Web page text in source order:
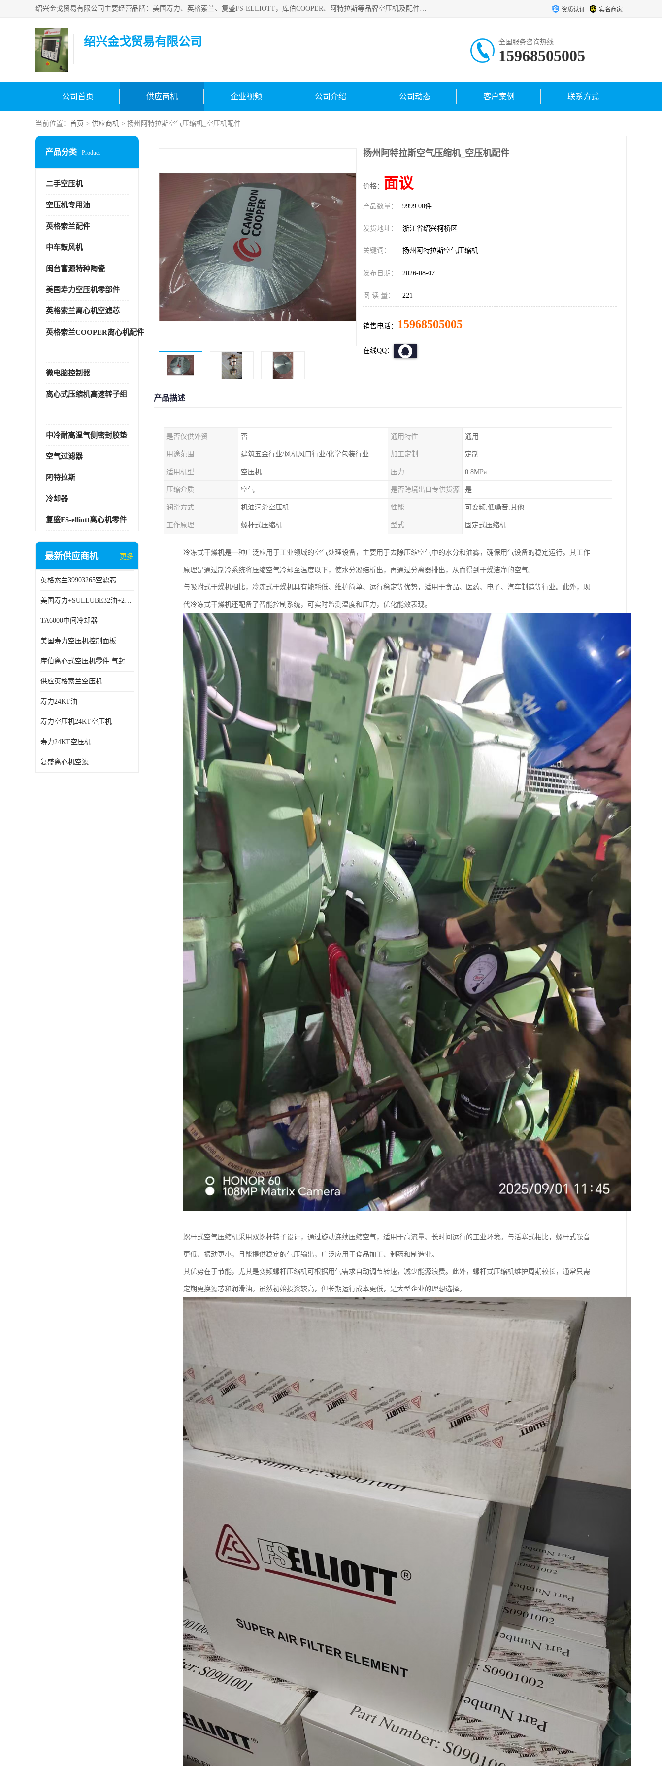
绍兴金戈贸易有限公司主要经营品牌：美国寿力、英格索兰、复盛FS-ELLIOTT，库伯COOPER、阿特拉斯等品牌空压机及配件销售；承接全厂空气压缩机管理、维护保养；节能改造；气体干燥机销售、维护、维修、保养。销售各种品牌空压机空气滤芯、油滤芯、油气分离器；精密过滤器滤芯；除油雾滤芯；抽真空滤芯，消音器，疏水器。劳务承接：全厂空压机维修保养工程，安装工程；移机或汰换工程；节能改造工程等。 资质认证 实名商家
绍兴金戈贸易有限公司 全国服务咨询热线:
15968505005
公司首页 供应商机 企业视频 公司介绍 公司动态 客户案例 联系方式
当前位置： 首页 > 供应商机 > 扬州阿特拉斯空气压缩机_空压机配件
产品分类 Product
二手空压机
空压机专用油
英格索兰配件
中车鼓风机
闽台富源特种陶瓷
美国寿力空压机零部件
英格索兰离心机空滤芯
英格索兰COOPER离心机配件
微电脑控制器
离心式压缩机高速转子组
中冷耐高温气侧密封胶垫
空气过滤器
阿特拉斯
冷却器
复盛FS-elliott离心机零件
最新供应商机 更多
英格索兰39903265空滤芯
美国寿力+SULLUBE32油+250022-669
TA6000中间冷却器
美国寿力空压机控制面板
库伯离心式空压机零件 气封 机型 TA6000 TA18 TA9000原厂品质
供应英格索兰空压机
寿力24KT油
寿力空压机24KT空压机
寿力24KT空压机
复盛离心机空滤
扬州阿特拉斯空气压缩机_空压机配件
价格： 面议
产品数量： 9999.00件
发货地址： 浙江省绍兴柯桥区
关键词： 扬州阿特拉斯空气压缩机
发布日期： 2026-08-07
阅 读 量： 221
销售电话： 15968505005
在线QQ：
产品描述
是否仅供外贸 否 通用特性 通用
用途范围 建筑五金行业/风机风口行业/化学包装行业 加工定制 定制
适用机型 空压机 压力 0.8MPa
压缩介质 空气 是否跨境出口专供货源 是
润滑方式 机油润滑空压机 性能 可变频,低噪音,其他
工作原理 螺杆式压缩机 型式 固定式压缩机
冷冻式干燥机是一种广泛应用于工业领域的空气处理设备，主要用于去除压缩空气中的水分和油雾，确保用气设备的稳定运行。其工作
原理是通过制冷系统将压缩空气冷却至温度以下，使水分凝结析出，再通过分离器排出，从而得到干燥洁净的空气。
与吸附式干燥机相比，冷冻式干燥机具有能耗低、维护简单、运行稳定等优势，适用于食品、医药、电子、汽车制造等行业。此外，现
代冷冻式干燥机还配备了智能控制系统，可实时监测温度和压力，优化能效表现。
螺杆式空气压缩机采用双螺杆转子设计，通过旋动连续压缩空气，适用于高流量、长时间运行的工业环境。与活塞式相比，螺杆式噪音
更低、振动更小，且能提供稳定的气压输出，广泛应用于食品加工、制药和制造业。
其优势在于节能，尤其是变频螺杆压缩机可根据用气需求自动调节转速，减少能源浪费。此外，螺杆式压缩机维护周期较长，通常只需
定期更换滤芯和润滑油。虽然初始投资较高，但长期运行成本更低，是大型企业的理想选择。